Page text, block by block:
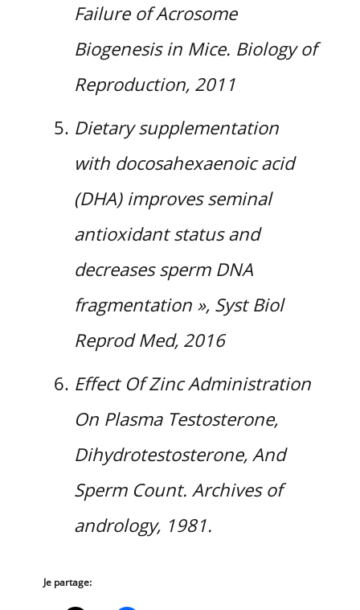
Failure of Acrosome
Biogenesis in Mice. Biology of
Reproduction, 2011
Dietary supplementation
with docosahexaenoic acid
(DHA) improves seminal
antioxidant status and
decreases sperm DNA
fragmentation », Syst Biol
Reprod Med, 2016
Effect Of Zinc Administration
On Plasma Testosterone,
Dihydrotestosterone, And
Sperm Count. Archives of
andrology, 1981.
Je partage: